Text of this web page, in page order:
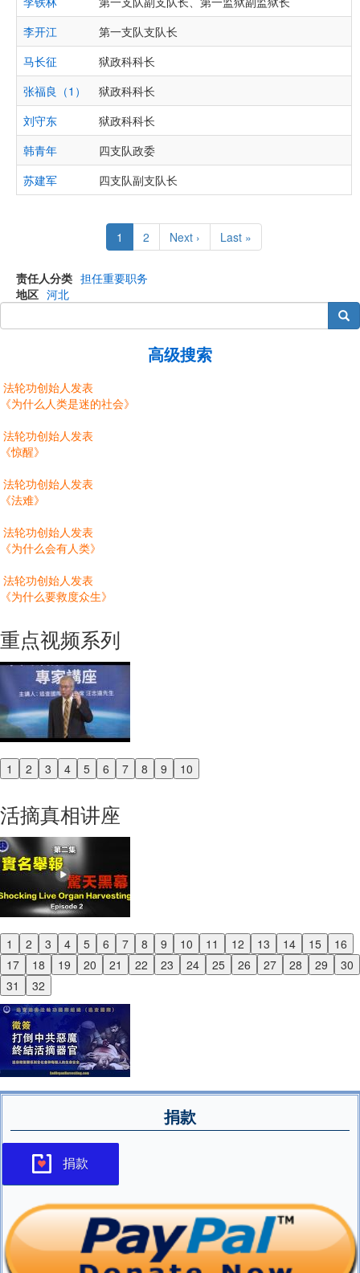
李开江
第一支队支队长
马长征
狱政科科长
张福良（1）
狱政科科长
刘守东
狱政科科长
韩青年
四支队政委
苏建军
四支队副支队长
Current
page
1 Page
2
Next
page
Next ›
Last
page
Last »
责任人分类 担任重要职务
地区 河北
搜索
高级搜索
法轮功创始人发表
《为什么人类是迷的社会》
法轮功创始人发表
《惊醒》
法轮功创始人发表
《法难》
法轮功创始人发表
《为什么会有人类》
法轮功创始人发表
《为什么要救度众生》
重点视频系列
1 2 3 4 5 6 7 8 9 10
Previous
活摘真相讲座
1 2 3 4 5 6 7 8 9 10 11 12 13 14 15
16
17
18 19 20 21 22 23 24 25 26 27 28 29
30
31
32
Previous
Next
捐款
捐款